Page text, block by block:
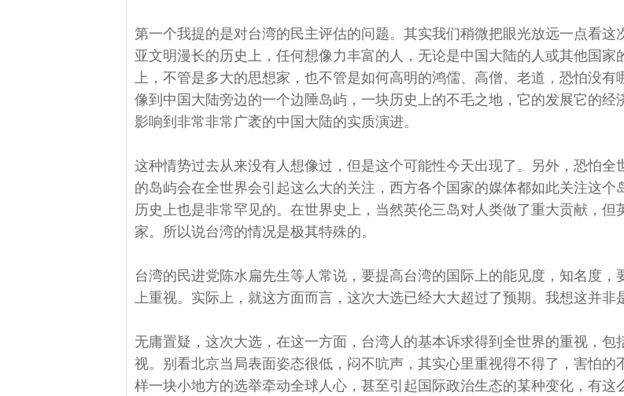
第一个我提的是对台湾的民主评估的问题。其实我们稍微把眼光放远一点看这
亚文明漫长的历史上，任何想像力丰富的人，无论是中国大陆的人或其他国家
上，不管是多大的思想家，也不管是如何高明的鸿儒、高僧、老道，恐怕没有
像到中国大陆旁边的一个边陲岛屿，一块历史上的不毛之地，它的发展它的经
影响到非常非常广袤的中国大陆的实质演进。
这种情势过去从来没有人想像过，但是这个可能性今天出现了。另外，恐怕全
的岛屿会在全世界会引起这么大的关注，西方各个国家的媒体都如此关注这个
历史上也是非常罕见的。在世界史上，当然英伦三岛对人类做了重大贡献，但
家。所以说台湾的情况是极其特殊的。
台湾的民进党陈水扁先生等人常说，要提高台湾的国际上的能见度，知名度，
上重视。实际上，就这方面而言，这次大选已经大大超过了预期。我想这并非
无庸置疑，这次大选，在这一方面，台湾人的基本诉求得到全世界的重视，包
视。别看北京当局表面姿态很低，闷不吭声，其实心里重视得不得了，害怕的
样一块小地方的选举牵动全球人心，甚至引起国际政治生态的某种变化，有这